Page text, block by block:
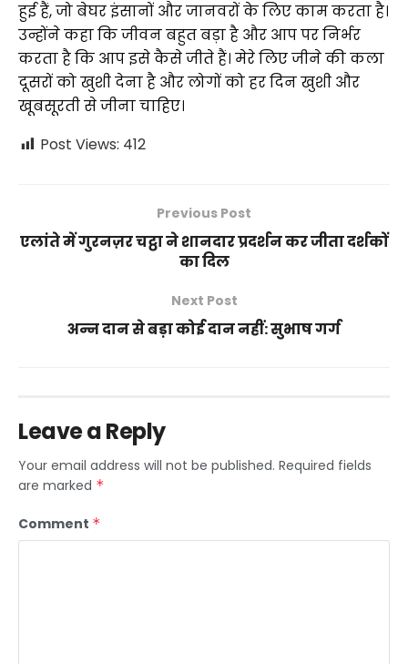
हुई हैं, जो बेघर इंसानों और जानवरों के लिए काम करता है।
उन्होंने कहा कि जीवन बहुत बड़ा है और आप पर निर्भर
करता है कि आप इसे कैसे जीते हैं। मेरे लिए जीने की कला
दूसरों को खुशी देना है और लोगों को हर दिन खुशी और
खूबसूरती से जीना चाहिए।
Post Views: 412
Previous Post
एलांते में गुरनज़र चट्ठा ने शानदार प्रदर्शन कर जीता दर्शकों
का दिल
Next Post
अन्न दान से बड़ा कोई दान नहीं: सुभाष गर्ग
Leave a Reply
Your email address will not be published. Required fields
are marked *
Comment *